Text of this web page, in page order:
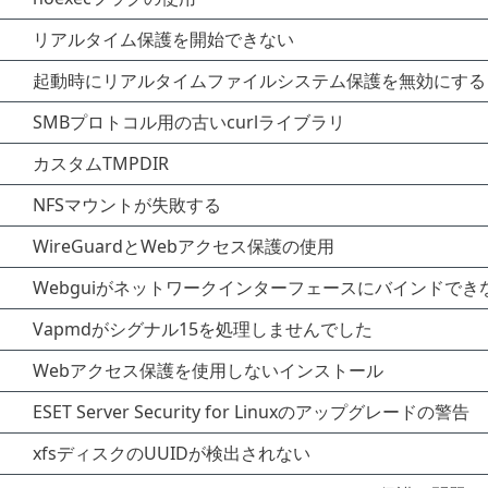
リアルタイム保護を開始できない
起動時にリアルタイムファイルシステム保護を無効にする
SMBプロトコル用の古いcurlライブラリ
カスタムTMPDIR
NFSマウントが失敗する
WireGuardとWebアクセス保護の使用
Webguiがネットワークインターフェースにバインドでき
Vapmdがシグナル15を処理しませんでした
Webアクセス保護を使用しないインストール
ESET Server Security for Linuxのアップグレードの警告
xfsディスクのUUIDが検出されない